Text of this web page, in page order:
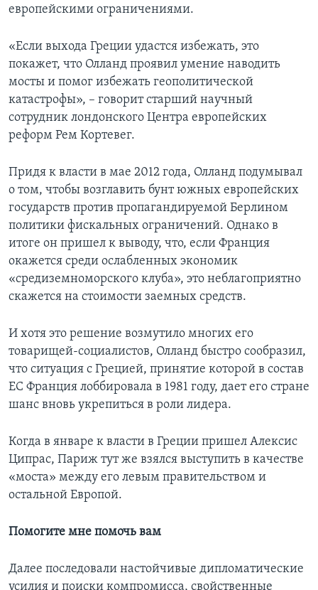
европейскими ограничениями.
«Если выхода Греции удастся избежать, это
покажет, что Олланд проявил умение наводить
мосты и помог избежать геополитической
катастрофы», – говорит старший научный
сотрудник лондонского Центра европейских
реформ Рем Кортевег.
Придя к власти в мае 2012 года, Олланд подумывал
о том, чтобы возглавить бунт южных европейских
государств против пропагандируемой Берлином
политики фискальных ограничений. Однако в
итоге он пришел к выводу, что, если Франция
окажется среди ослабленных экономик
«средиземноморского клуба», это неблагоприятно
скажется на стоимости заемных средств.
И хотя это решение возмутило многих его
товарищей-социалистов, Олланд быстро сообразил,
что ситуация с Грецией, принятие которой в состав
ЕС Франция лоббировала в 1981 году, дает его стране
шанс вновь укрепиться в роли лидера.
Когда в январе к власти в Греции пришел Алексис
Ципрас, Париж тут же взялся выступить в качестве
«моста» между его левым правительством и
остальной Европой.
Помогите мне помочь вам
Далее последовали настойчивые дипломатические
усилия и поиски компромисса, свойственные